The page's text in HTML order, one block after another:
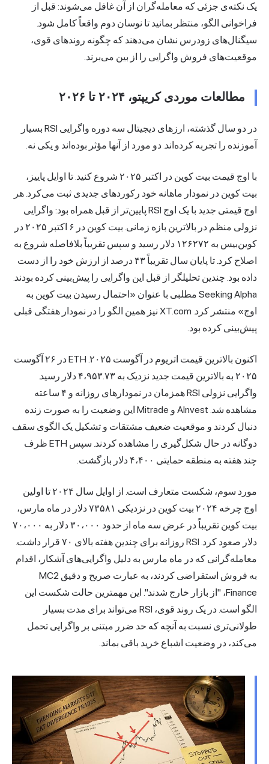
یک نکته‌ی جزئی که معامله‌گران از آن غافل می‌شوند: قبل از
فراخوانی الگو، منتظر بمانید تا نوسان دوم واقعاً کامل شود.
سیگنال‌های زودرس نشان می‌دهند که چگونه روندهای قوی،
موقعیت‌های فروش واگرایی را از بین می‌برند.
مطالعات موردی کریپتو، ۲۰۲۴ تا ۲۰۲۶
در دو سال گذشته، ارزهای دیجیتال سه دوره واگرایی RSI بسیار
آموزنده را تجربه کرده‌اند. دو مورد از آنها مؤثر بوده‌اند و یکی نه.
با اوج قیمت بیت کوین در اکتبر ۲۰۲۵ شروع کنید. تا اوایل پاییز،
بیت کوین در نمودار ماهانه خود رکوردهای جدیدی ثبت می‌کرد. هر
اوج قیمتی جدید با یک اوج RSI پایین‌تر از قبل همراه بود: واگرایی
نزولی منظم در بالاترین بازه زمانی. بیت کوین در ۶ اکتبر ۲۰۲۵ در
کوین‌بیس به ۱۲۶۲۷۲ دلار رسید و سپس تقریباً بلافاصله شروع به
اصلاح کرد. تا پایان سال تقریباً ۴۳ درصد از ارزش خود را از دست
داده بود. چندین تحلیلگر از قبل این واگرایی را پیش‌بینی کرده بودند.
Seeking Alpha مطلبی با عنوان «احتمال رسیدن بیت کوین به
اوج» منتشر کرد. XT.com نیز همین الگو را در نمودار هفتگی قبلی
پیش‌بینی کرده بود.
اکنون بالاترین قیمت اتریوم در آگوست ۲۰۲۵. ETH در ۲۶ آگوست
۲۰۲۵ به بالاترین قیمت جدید نزدیک به ۴،۹۵۳.۷۳ دلار رسید.
واگرایی نزولی RSI همزمان در نمودارهای روزانه و ۴ ساعته
مشاهده شد. AInvest و Mitrade این وضعیت را به صورت زنده
دنبال کردند و موقعیت ضعیف مشتقات و تشکیل یک الگوی سقف
دوگانه در حال شکل‌گیری را مشاهده کردند. سپس ETH ظرف
چند هفته به منطقه حمایتی ۴،۴۰۰ دلار بازگشت.
مورد سوم، شکست متعارف است. از اوایل سال ۲۰۲۴ تا اولین
اوج چرخه ۲۰۲۴ بیت کوین در نزدیکی ۷۳۵۸۱ دلار در ماه مارس،
بیت کوین تقریباً در عرض سه ماه از حدود ۳۰،۰۰۰ دلار به ۷۰،۰۰۰
دلار صعود کرد. RSI روزانه برای چندین هفته بالای ۷۰ قرار داشت.
معامله‌گرانی که در ماه مارس به دلیل واگرایی‌های آشکار، اقدام
به فروش استقراضی کردند، به عبارت صریح و دقیق MC2
Finance، "از بازار خارج شدند". این مهمترین حالت شکست این
الگو است. در یک روند قوی، RSI می‌تواند برای مدت بسیار
طولانی‌تری نسبت به آنچه که حد ضرر مبتنی بر واگرایی تحمل
می‌کند، در وضعیت اشباع خرید باقی بماند.